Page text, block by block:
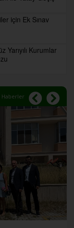
için Ek Sınav
Yarıyılı Kurumlar
Haberler